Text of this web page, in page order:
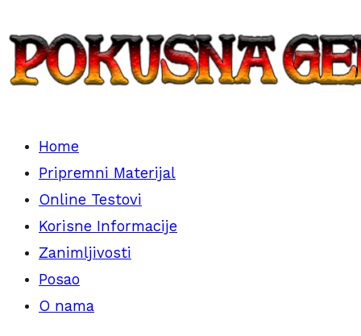
to
content
Pokusna Generacija
Vom Ausländer zum Inländer
Home
Pripremni Materijal
Online Testovi
Korisne Informacije
Zanimljivosti
Posao
O nama